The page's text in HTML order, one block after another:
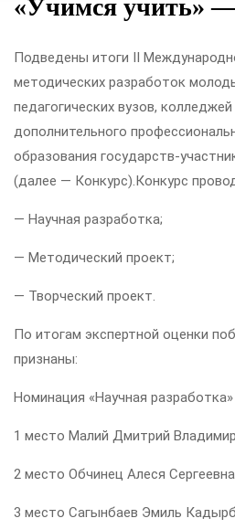
«Учимся учить»
Подведены итоги II
методических разработок
педагогических вузов,
дополнительного
образования государств-
(далее — Конкурс).Конкурс
— Научная разработка;
— Методический проект;
— Творческий проект.
По итогам экспертной оценки
признаны:
Номинация «Научная разработка»
1 место Малий Дмитрий
2 место Обчинец Алеся
3 место Сагынбаев Эмиль